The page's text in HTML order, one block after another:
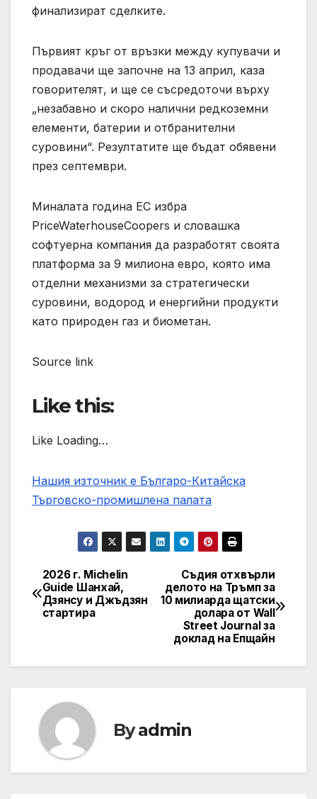
финализират сделките.
Първият кръг от връзки между купувачи и
продавачи ще започне на 13 април, ‌каза
говорителят, и ще се съсредоточи върху
„незабавно и скоро налични редкоземни
елементи, батерии и отбранителни
суровини“. Резултатите ще бъдат обявени
през септември.
Миналата година ЕС избра
PriceWaterhouseCoopers и словашка
софтуерна ‌компания да разработят своята
платформа за 9 милиона евро, която има
отделни механизми за стратегически
суровини, водород и ‌енергийни продукти
‌като природен газ и биометан.
Source link
Like this:
Like Loading…
Нашия източник е Българо-Китайска
Търговско-промишлена палaта
Post
navigation
Съдия отхвърли
делото на Тръмп за
10 милиарда щатски
долара от Wall
Street Journal за
доклад на Епщайн
2026 г. Michelin
Guide Шанхай,
Дзянсу и Джъдзян
стартира
Byadmin